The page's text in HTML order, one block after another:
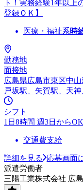
ト！実務経験1年以
登録ＯＫ】
医療・福祉系時
勤務地
面接地
広島県広島市東区中山
戸坂駅、矢賀駅、天神
シフト
1日8時間 週3日からOK
交通費支給
詳細を見る
応募画面
派遣労働者
三陽工業株式会社 広